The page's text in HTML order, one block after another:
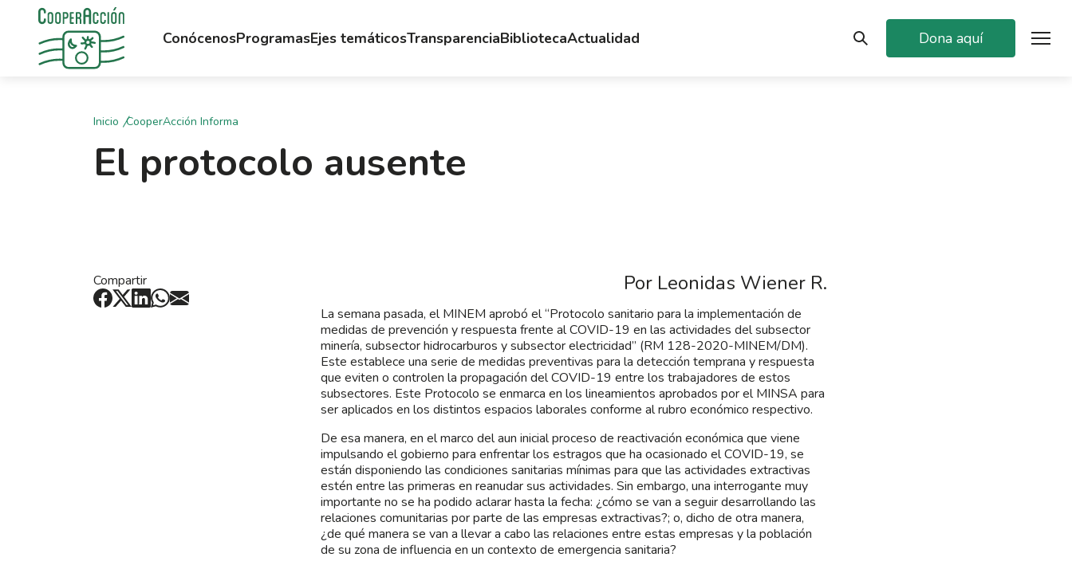
ConócenosProgramasEjes temáticosTransparenciaBibliotecaActualidad Dona aquí
Inicio CooperAcción Informa
El protocolo ausente
Compartir Por Leonidas Wiener R.
La semana pasada, el MINEM aprobó el “Protocolo sanitario para la implementación de
medidas de prevención y respuesta frente al COVID-19 en las actividades del subsector
minería, subsector hidrocarburos y subsector electricidad” (RM 128-2020-MINEM/DM).
Este establece una serie de medidas preventivas para la detección temprana y respuesta
que eviten o controlen la propagación del COVID-19 entre los trabajadores de estos
subsectores. Este Protocolo se enmarca en los lineamientos aprobados por el MINSA para
ser aplicados en los distintos espacios laborales conforme al rubro económico respectivo.
De esa manera, en el marco del aun inicial proceso de reactivación económica que viene
impulsando el gobierno para enfrentar los estragos que ha ocasionado el COVID-19, se
están disponiendo las condiciones sanitarias mínimas para que las actividades extractivas
estén entre las primeras en reanudar sus actividades. Sin embargo, una interrogante muy
importante no se ha podido aclarar hasta la fecha: ¿cómo se van a seguir desarrollando las
relaciones comunitarias por parte de las empresas extractivas?; o, dicho de otra manera,
¿de qué manera se van a llevar a cabo las relaciones entre estas empresas y la población
de su zona de influencia en un contexto de emergencia sanitaria?